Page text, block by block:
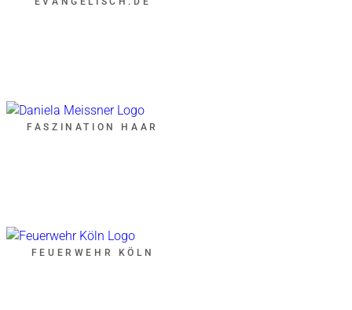
FASZINATION HAAR
FEUERWEHR KÖLN